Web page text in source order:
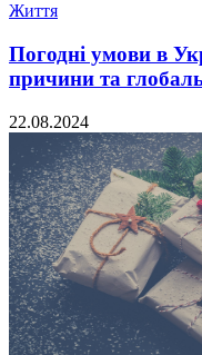
Життя
Погодні умови в
причини та
22.08.2024